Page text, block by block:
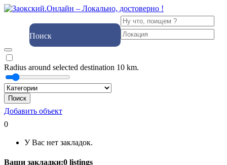
Поиск
Radius around selected destination 10 km.
Поиск
Добавить объект
0
У Вас нет закладок.
Ваши закладки:0 listings